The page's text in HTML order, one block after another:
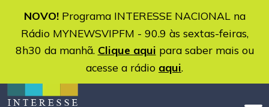
NOVO!Programa INTERESSE NACIONAL na
Rádio MYNEWSVIPFM - 90.9 às sextas-feiras,
8h30 da manhã. Clique aqui para saber mais ou
acesse a rádio aqui.